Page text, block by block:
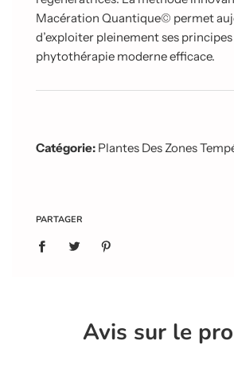
Macération Quantique© permet
d’exploiter pleinement ses
phytothérapie moderne efficace.
Catégorie: Plantes Des Zones
PARTAGER
Avis sur le